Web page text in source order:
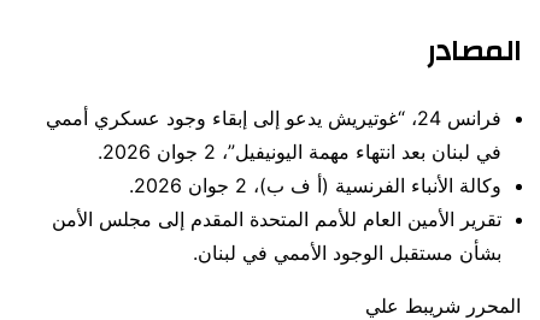
المصادر
فرانس 24، “غوتيريش يدعو إلى إبقاء وجود عسكري أممي
في لبنان بعد انتهاء مهمة اليونيفيل”، 2 جوان 2026.
وكالة الأنباء الفرنسية (أ ف ب)، 2 جوان 2026.
تقرير الأمين العام للأمم المتحدة المقدم إلى مجلس الأمن
بشأن مستقبل الوجود الأممي في لبنان.
المحرر شريبط علي